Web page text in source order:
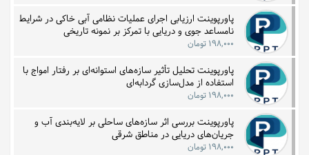
پاورپوینت ارزیابی اجرای عملیات نظامی آبی خاکی در شرایط
نامساعد جوی و دریایی با تمرکز بر نمونه تاریخی
۱۹۸,۰۰۰ تومان
پاورپوینت تحلیل تأثیر سازه‌های استوانه‌ای بر رفتار امواج با
استفاده از مدل‌سازی گردابه‌ای
۱۹۸,۰۰۰ تومان
پاورپوینت بررسی اثر سازه‌های ساحلی بر لایه‌بندی آب و
جریان‌های دریایی در مناطق شرقی
۱۹۸,۰۰۰ تومان